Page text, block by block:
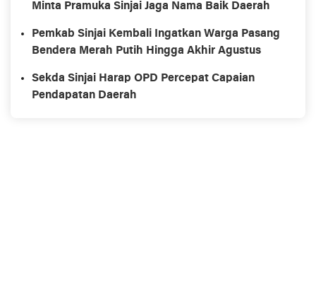
Minta Pramuka Sinjai Jaga Nama Baik Daerah
Pemkab Sinjai Kembali Ingatkan Warga Pasang
Bendera Merah Putih Hingga Akhir Agustus
Sekda Sinjai Harap OPD Percepat Capaian
Pendapatan Daerah